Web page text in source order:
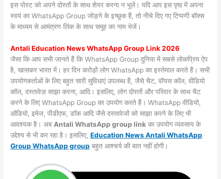
इस पोस्ट को अपने दोस्तों के साथ शेयर करना न भूलें। यदि आप इस पृष्ठ में अपना
स्वयं का WhatsApp Group जोड़ने के इच्छुक हैं, तो नीचे दिए गए टिप्पणी बॉक्स
के माध्यम से आमंत्रण लिंक के साथ समूह का नाम भेजें।
Antali Education News WhatsApp Group Link 2026
जैसा कि आप सभी जानते हैं कि WhatsApp Group दुनिया में सबसे लोकप्रिय ऐप
है, खासकर भारत में। हर दिन करोड़ों लोग WhatsApp का इस्तेमाल करते हैं। सभी
उपयोगकर्ताओं के लिए बहुत सारी सुविधाएं उपलब्ध हैं, जैसे चैट, वॉयस कॉल, वीडियो
कॉल, दस्तावेज़ साझा करना, आदि। इसलिए, लोग दोस्तों और परिवार के साथ चैट
करने के लिए WhatsApp Group का उपयोग करते हैं। WhatsApp वीडियो,
ऑडियो, इमेज, पीडीएफ, डॉक आदि जैसे दस्तावेजों को साझा करने के लिए भी
आवश्यक है। अब Antali WhatsApp group link का उपयोग व्यवसाय के
उद्देश्य से भी कर रहा है। इसलिए,Education News Antali WhatsApp
Group WhatsApp group बहुत आश्चर्य की बात नहीं होगी।